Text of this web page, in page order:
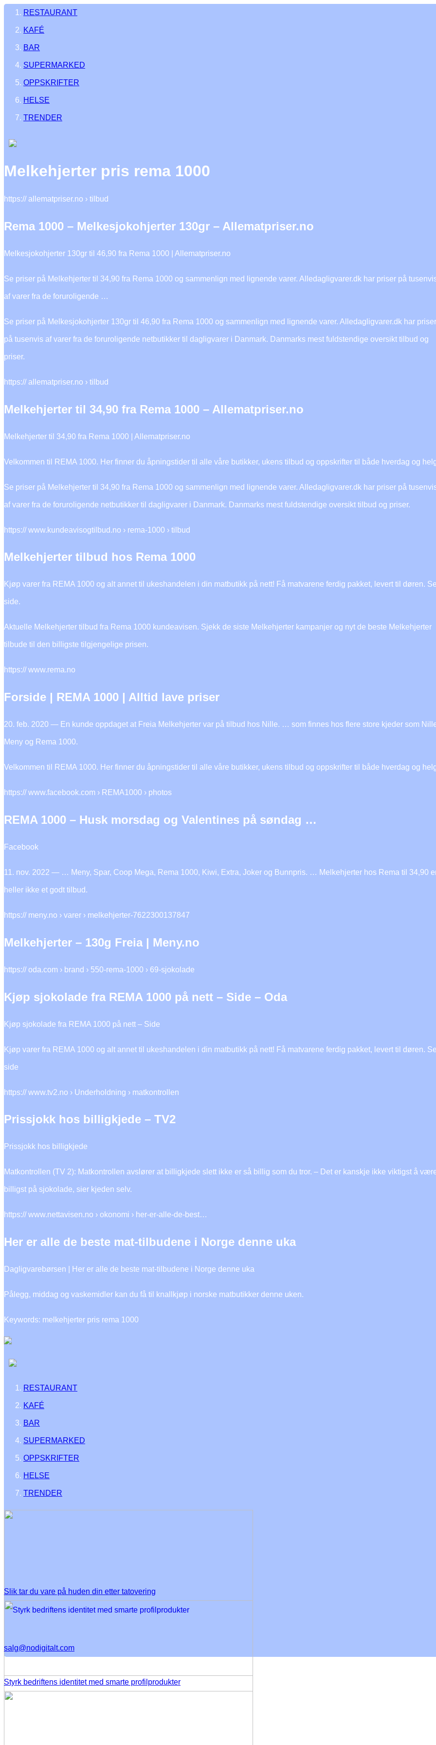
RESTAURANT
KAFÉ
BAR
SUPERMARKED
OPPSKRIFTER
HELSE
TRENDER
Melkehjerter pris rema 1000
https:// allematpriser.no › tilbud
Rema 1000 – Melkesjokohjerter 130gr – Allematpriser.no
Melkesjokohjerter 130gr til 46,90 fra Rema 1000 | Allematpriser.no
Se priser på Melkehjerter til 34,90 fra Rema 1000 og sammenlign med lignende varer. Alledagligvarer.dk har priser på
af varer fra de foruroligende …
Se priser på Melkesjokohjerter 130gr til 46,90 fra Rema 1000 og sammenlign med lignende varer. Alledagligvarer.dk har priser
på tusenvis af varer fra de foruroligende netbutikker til dagligvarer i Danmark. Danmarks mest fuldstendige oversikt tilbud og
priser.
https:// allematpriser.no › tilbud
Melkehjerter til 34,90 fra Rema 1000 – Allematpriser.no
Melkehjerter til 34,90 fra Rema 1000 | Allematpriser.no
Velkommen til REMA 1000. Her finner du åpningstider til alle våre butikker, ukens tilbud og oppskrifter til både hverdag og
Se priser på Melkehjerter til 34,90 fra Rema 1000 og sammenlign med lignende varer. Alledagligvarer.dk har priser på
af varer fra de foruroligende netbutikker til dagligvarer i Danmark. Danmarks mest fuldstendige oversikt tilbud og priser.
https:// www.kundeavisogtilbud.no › rema-1000 › tilbud
Melkehjerter tilbud hos Rema 1000
Kjøp varer fra REMA 1000 og alt annet til ukeshandelen i din matbutikk på nett! Få matvarene ferdig pakket, levert til døren. Se
side.
Aktuelle Melkehjerter tilbud fra Rema 1000 kundeavisen. Sjekk de siste Melkehjerter kampanjer og nyt de beste Melkehjerter
tilbude til den billigste tilgjengelige prisen.
https:// www.rema.no
Forside | REMA 1000 | Alltid lave priser
20. feb. 2020 — En kunde oppdaget at Freia Melkehjerter var på tilbud hos Nille. … som finnes hos flere store kjeder som
Meny og Rema 1000.
Velkommen til REMA 1000. Her finner du åpningstider til alle våre butikker, ukens tilbud og oppskrifter til både hverdag og
https:// www.facebook.com › REMA1000 › photos
REMA 1000 – Husk morsdag og Valentines på søndag …
Facebook
11. nov. 2022 — … Meny, Spar, Coop Mega, Rema 1000, Kiwi, Extra, Joker og Bunnpris. … Melkehjerter hos Rema til 34,90
heller ikke et godt tilbud.
https:// meny.no › varer › melkehjerter-7622300137847
Melkehjerter – 130g Freia | Meny.no
https:// oda.com › brand › 550-rema-1000 › 69-sjokolade
Kjøp sjokolade fra REMA 1000 på nett – Side – Oda
Kjøp sjokolade fra REMA 1000 på nett – Side
Kjøp varer fra REMA 1000 og alt annet til ukeshandelen i din matbutikk på nett! Få matvarene ferdig pakket, levert til døren. Se
side
https:// www.tv2.no › Underholdning › matkontrollen
Prissjokk hos billigkjede – TV2
Prissjokk hos billigkjede
Matkontrollen (TV 2): Matkontrollen avslører at billigkjede slett ikke er så billig som du tror. – Det er kanskje ikke viktigst å
billigst på sjokolade, sier kjeden selv.
https:// www.nettavisen.no › okonomi › her-er-alle-de-best…
Her er alle de beste mat-tilbudene i Norge denne uka
Dagligvarebørsen | Her er alle de beste mat-tilbudene i Norge denne uka
Pålegg, middag og vaskemidler kan du få til knallkjøp i norske matbutikker denne uken.
Keywords: melkehjerter pris rema 1000
RESTAURANT
KAFÉ
BAR
SUPERMARKED
OPPSKRIFTER
HELSE
TRENDER
Slik tar du vare på huden din etter tatovering
Styrk bedriftens identitet med smarte profilprodukter
salg@nodigitalt.com